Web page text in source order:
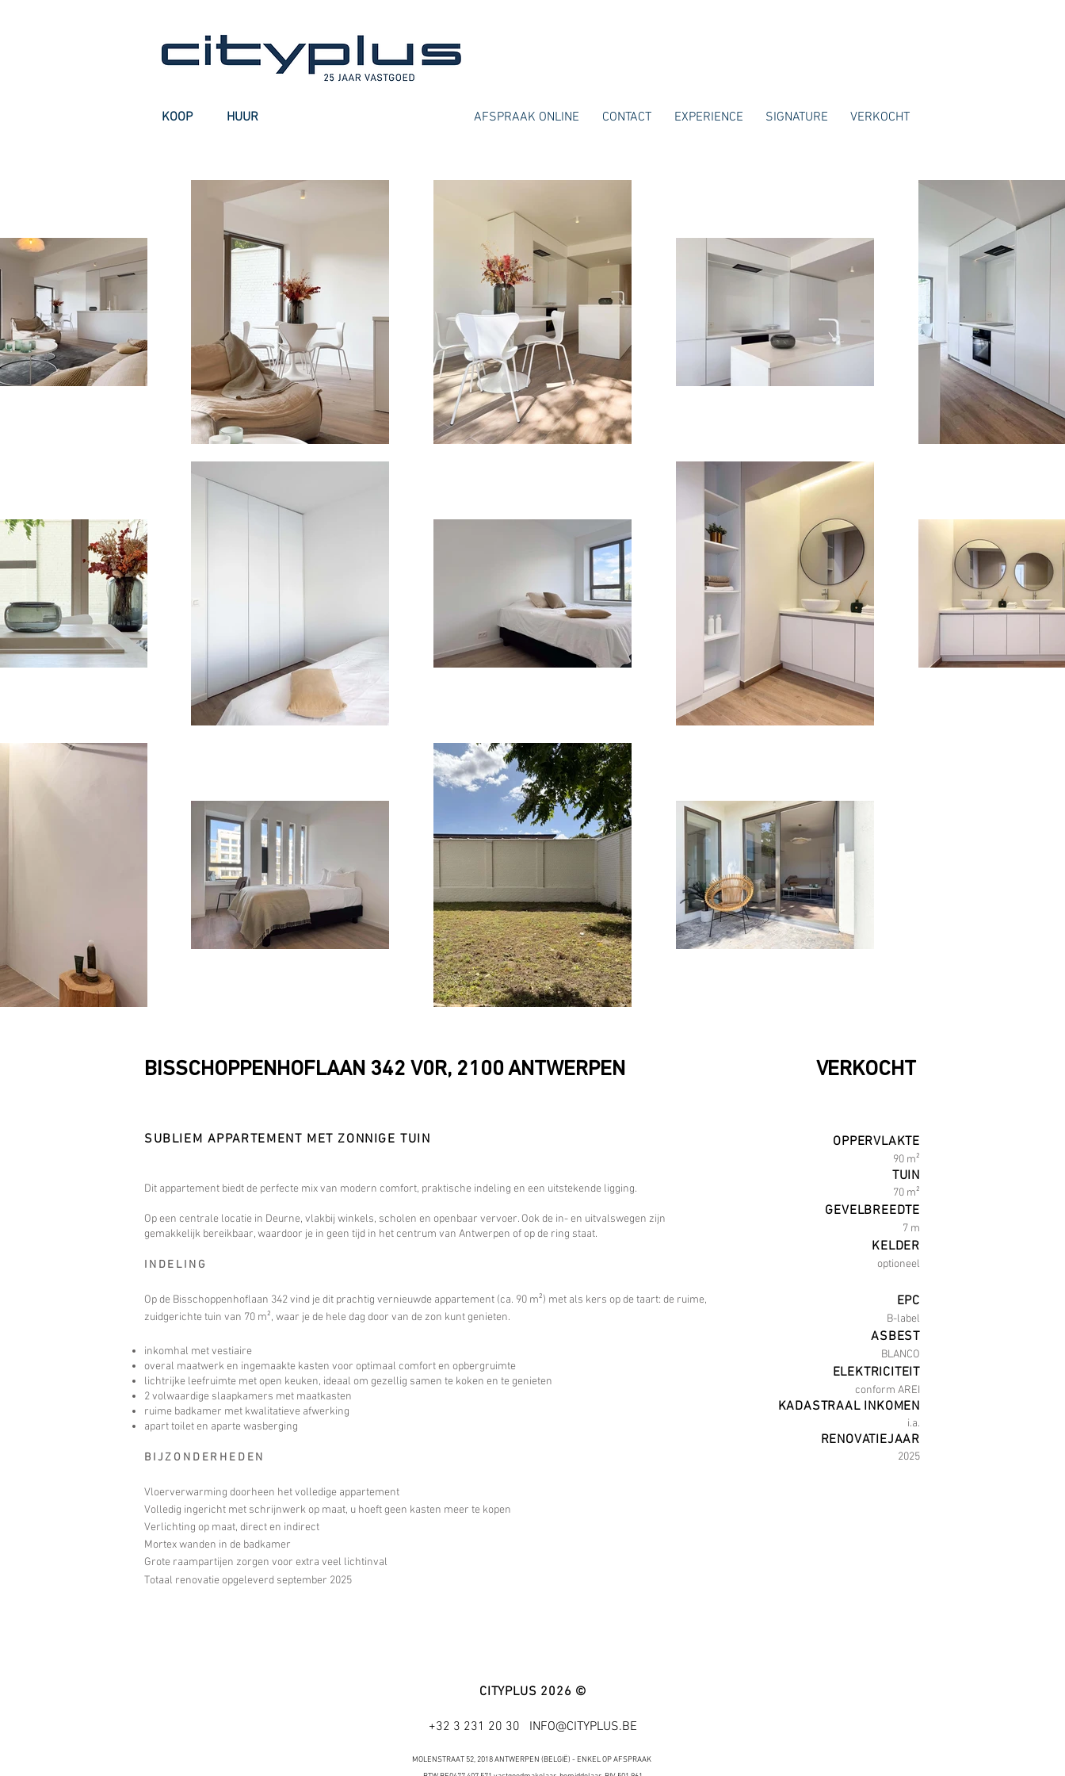
KOOP HUUR AFSPRAAK ONLINE CONTACT EXPERIENCE SIGNATURE VERKOCHT
BISSCHOPPENHOFLAAN 342 V0R, 2100 ANTWERPEN VERKOCHT
SUBLIEM APPARTEMENT MET ZONNIGE TUIN OPPERVLAKTE
90 m²
TUIN
70 m²
GEVELBREEDTE
7 m
KELDER
optioneel
EPC
B-label
ASBEST
BLANCO
ELEKTRICITEIT
conform AREI
KADASTRAAL INKOMEN
i.a.
RENOVATIEJAAR
2025
Dit appartement biedt de perfecte mix van modern comfort, praktische indeling en een uitstekende ligging.
Op een centrale locatie in Deurne, vlakbij winkels, scholen en openbaar vervoer. Ook de in- en uitvalswegen zijn
gemakkelijk bereikbaar, waardoor je in geen tijd in het centrum van Antwerpen of op de ring staat.
​INDELING
Op de Bisschoppenhoflaan 342 vind je dit prachtig vernieuwde appartement (ca. 90 m²) met als kers op de taart: de ruime,
zuidgerichte tuin van 70 m², waar je de hele dag door van de zon kunt genieten.
inkomhal met vestiaire
overal maatwerk en ingemaakte kasten voor optimaal comfort en opbergruimte
lichtrijke leefruimte met open keuken, ideaal om gezellig samen te koken en te genieten
2 volwaardige slaapkamers met maatkasten
ruime badkamer met kwalitatieve afwerking
apart toilet en aparte wasberging
BIJZONDERHEDEN
Vloerverwarming doorheen het volledige appartement
Volledig ingericht met schrijnwerk op maat, u hoeft geen kasten meer te kopen
Verlichting op maat, direct en indirect
Mortex wanden in de badkamer
Grote raampartijen zorgen voor extra veel lichtinval
Totaal renovatie opgeleverd september 2025​​
CITYPLUS 2026 ©
+32 3 231 20 30 INFO@CITYPLUS.BE
MOLENSTRAAT 52, 2018 ANTWERPEN (BELGIË) - ENKEL OP AFSPRAAK